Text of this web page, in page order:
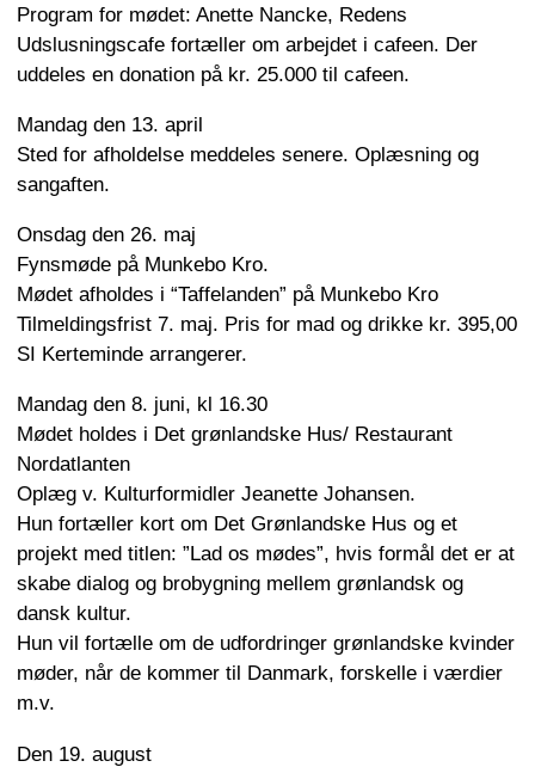
Program for mødet: Anette Nancke, Redens
Udslusningscafe fortæller om arbejdet i cafeen. Der
uddeles en donation på kr. 25.000 til cafeen.
Mandag den 13. april
Sted for afholdelse meddeles senere. Oplæsning og
sangaften.
Onsdag den 26. maj
Fynsmøde på Munkebo Kro.
Mødet afholdes i “Taffelanden” på Munkebo Kro
Tilmeldingsfrist 7. maj. Pris for mad og drikke kr. 395,00
SI Kerteminde arrangerer.
Mandag den 8. juni, kl 16.30
Mødet holdes i Det grønlandske Hus/ Restaurant
Nordatlanten
Oplæg v. Kulturformidler Jeanette Johansen.
Hun fortæller kort om Det Grønlandske Hus og et
projekt med titlen: ”Lad os mødes”, hvis formål det er at
skabe dialog og brobygning mellem grønlandsk og
dansk kultur.
Hun vil fortælle om de udfordringer grønlandske kvinder
møder, når de kommer til Danmark, forskelle i værdier
m.v.
Den 19. august